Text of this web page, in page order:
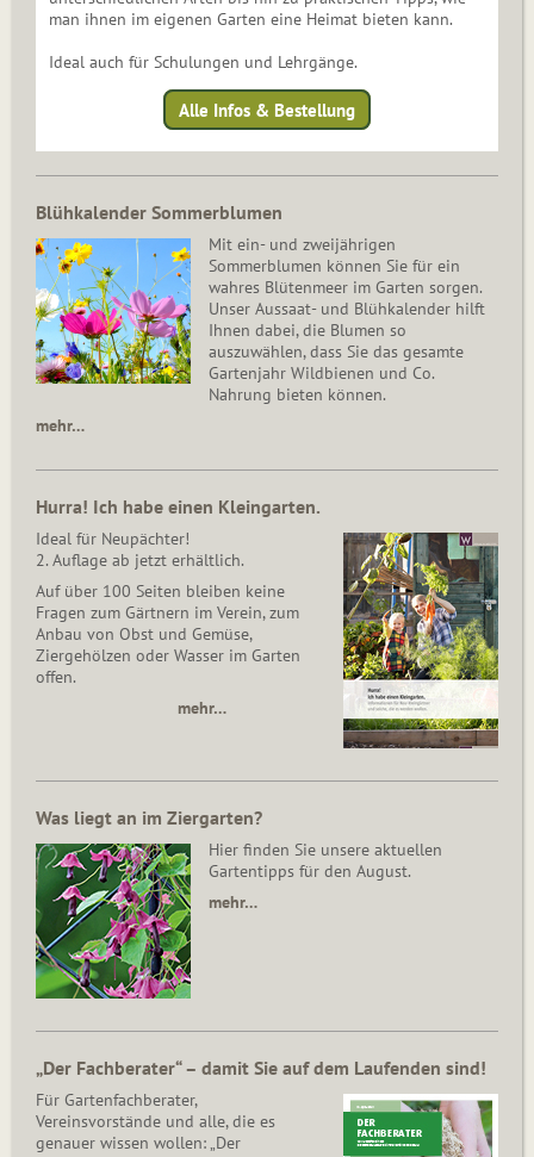
man ihnen im eigenen Garten eine Heimat bieten kann.
Ideal auch für Schulungen und Lehrgänge.
Alle Infos & Bestellung
Blühkalender Sommerblumen
Mit ein- und zweijährigen
Sommerblumen können Sie für ein
wahres Blütenmeer im Garten sorgen.
Unser Aussaat- und Blühkalender hilft
Ihnen dabei, die Blumen so
auszuwählen, dass Sie das gesamte
Gartenjahr Wildbienen und Co.
Nahrung bieten können.
mehr…
Hurra! Ich habe einen Kleingarten.
Ideal für Neupächter!
2. Auflage ab jetzt erhältlich.
Auf über 100 Seiten bleiben keine
Fragen zum Gärtnern im Verein, zum
Anbau von Obst und Gemüse,
Ziergehölzen oder Wasser im Garten
offen.
mehr…
Was liegt an im Ziergarten?
Hier finden Sie unsere aktuellen
Gartentipps für den August.
mehr…
„Der Fachberater“ – damit Sie auf dem Laufenden sind!
Für Gartenfachberater,
Vereinsvorstände und alle, die es
genauer wissen wollen: „Der